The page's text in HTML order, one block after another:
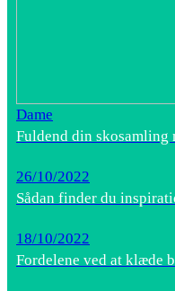
Dame
Fuldend din skosamling
26/10/2022
Sådan finder du
18/10/2022
Fordelene ved at klæde